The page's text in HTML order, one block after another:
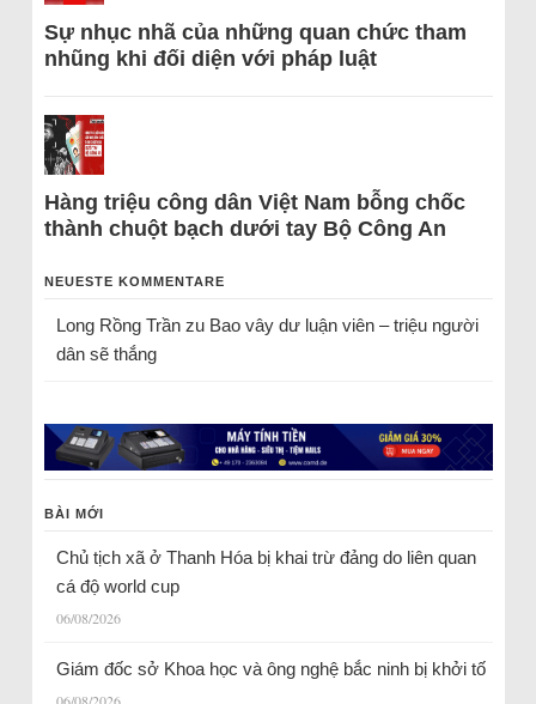
Sự nhục nhã của những quan chức tham
nhũng khi đối diện với pháp luật
Hàng triệu công dân Việt Nam bỗng chốc
thành chuột bạch dưới tay Bộ Công An
NEUESTE KOMMENTARE
Long Rồng Trầnzu Bao vây dư luận viên – triệu người
dân sẽ thắng
BÀI MỚI
Chủ tịch xã ở Thanh Hóa bị khai trừ đảng do liên quan
cá độ world cup
06/08/2026
Giám đốc sở Khoa học và ông nghệ bắc ninh bị khởi tố
06/08/2026